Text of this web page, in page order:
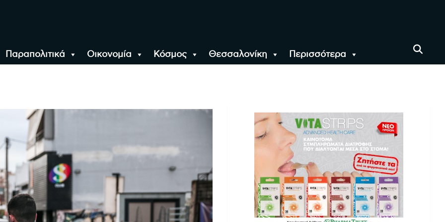
Παραπολιτικά Οικονομία Κόσμος Θεσσαλονίκη Περισσότερα